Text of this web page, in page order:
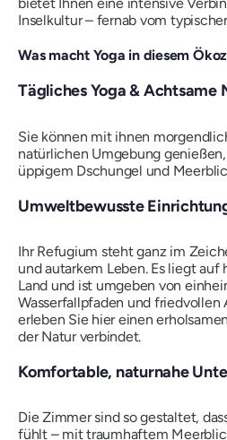
Inselkultur – fernab vom
Was macht Yoga in diesem
Tägliches Yoga & Achtsame
Sie können mit ihnen
natürlichen Umgebung
üppigem Dschungel und
Umweltbewusste
Ihr Refugium steht ganz im
und autarkem Leben. Es liegt
Land und ist umgeben von
Wasserfallpfaden und friedvollen
erleben Sie hier einen
der Natur verbindet.
Komfortable, naturnahe
Die Zimmer sind so gestaltet,
fühlt – mit traumhaftem